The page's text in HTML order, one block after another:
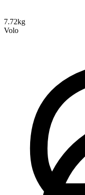
7.72kg
Volo